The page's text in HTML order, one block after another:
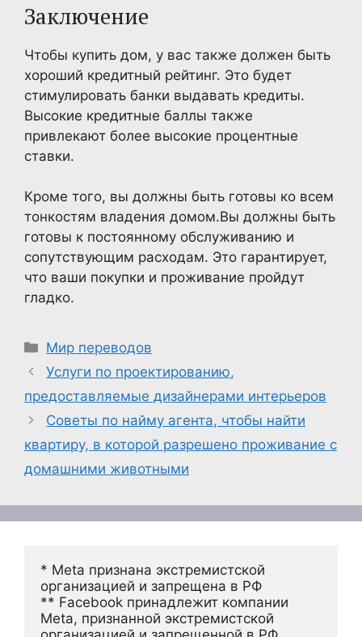
Заключение
Чтобы купить дом, у вас также должен быть
хороший кредитный рейтинг. Это будет
стимулировать банки выдавать кредиты.
Высокие кредитные баллы также
привлекают более высокие процентные
ставки.
Кроме того, вы должны быть готовы ко всем
тонкостям владения домом.Вы должны быть
готовы к постоянному обслуживанию и
сопутствующим расходам. Это гарантирует,
что ваши покупки и проживание пройдут
гладко.
Рубрики
Мир переводов
Услуги по проектированию,
предоставляемые дизайнерами интерьеров
Советы по найму агента, чтобы найти
квартиру, в которой разрешено проживание с
домашними животными
* Meta признана экстремистской
организацией и запрещена в РФ
** Facebook принадлежит компании
Meta, признанной экстремистской